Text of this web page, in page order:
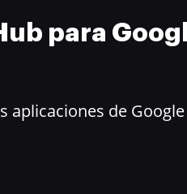
para
aplicaciones de Google